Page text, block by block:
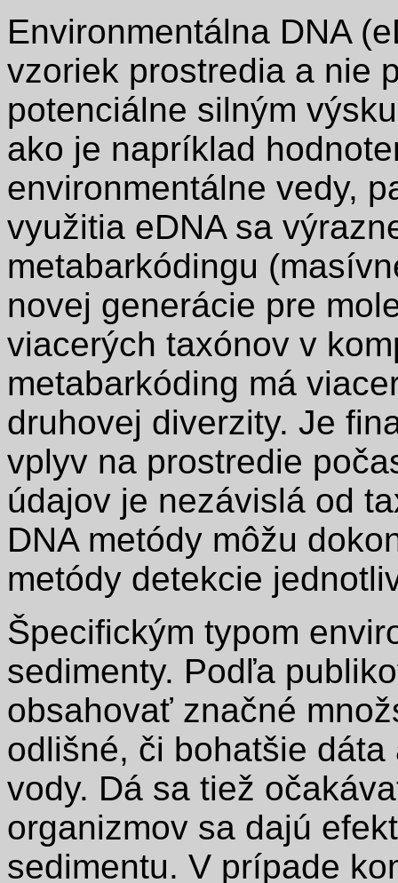
Environmentálna DNA
vzoriek prostredia a nie
potenciálne silným
ako je napríklad
environmentálne vedy,
využitia eDNA sa
metabarkódingu
novej generácie pre
viacerých taxónov v
metabarkóding má
druhovej diverzity. Je
vplyv na prostredie
údajov je nezávislá od
DNA metódy môžu
metódy detekcie
Špecifickým typom
sedimenty. Podľa
obsahovať značné
odlišné, či bohatšie
vody. Dá sa tiež
organizmov sa dajú
sedimentu. V prípade